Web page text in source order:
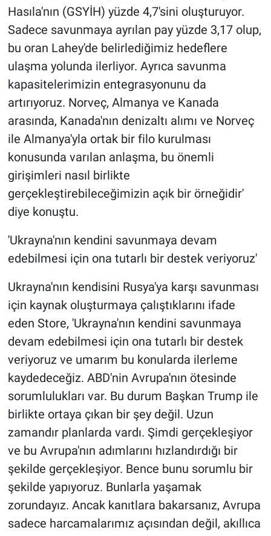
Hasıla'nın (GSYİH) yüzde 4,7'sini oluşturuyor.
Sadece savunmaya ayrılan pay yüzde 3,17 olup,
bu oran Lahey'de belirlediğimiz hedeflere
ulaşma yolunda ilerliyor. Ayrıca savunma
kapasitelerimizin entegrasyonunu da
artırıyoruz. Norveç, Almanya ve Kanada
arasında, Kanada'nın denizaltı alımı ve Norveç
ile Almanya'yla ortak bir filo kurulması
konusunda varılan anlaşma, bu önemli
girişimleri nasıl birlikte
gerçekleştirebileceğimizin açık bir örneğidir'
diye konuştu.
'Ukrayna'nın kendini savunmaya devam
edebilmesi için ona tutarlı bir destek veriyoruz'
Ukrayna'nın kendisini Rusya'ya karşı savunması
için kaynak oluşturmaya çalıştıklarını ifade
eden Store, 'Ukrayna'nın kendini savunmaya
devam edebilmesi için ona tutarlı bir destek
veriyoruz ve umarım bu konularda ilerleme
kaydedeceğiz. ABD'nin Avrupa'nın ötesinde
sorumlulukları var. Bu durum Başkan Trump ile
birlikte ortaya çıkan bir şey değil. Uzun
zamandır planlarda vardı. Şimdi gerçekleşiyor
ve bu Avrupa'nın adımlarını hızlandırdığı bir
şekilde gerçekleşiyor. Bence bunu sorumlu bir
şekilde yapıyoruz. Bunlarla yaşamak
zorundayız. Ancak kanıtlara bakarsanız, Avrupa
sadece harcamalarımız açısından değil, akıllıca